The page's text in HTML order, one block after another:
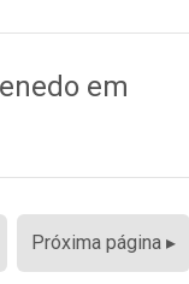
em
Próxima página ▸